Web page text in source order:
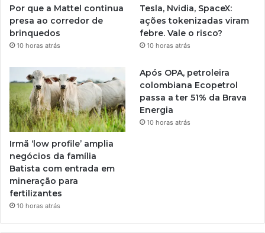
Por que a Mattel continua
presa ao corredor de
brinquedos
10 horas atrás
Tesla, Nvidia, SpaceX:
ações tokenizadas viram
febre. Vale o risco?
10 horas atrás
Irmã ‘low profile’ amplia
negócios da família
Batista com entrada em
mineração para
fertilizantes
10 horas atrás
Após OPA, petroleira
colombiana Ecopetrol
passa a ter 51% da Brava
Energia
10 horas atrás